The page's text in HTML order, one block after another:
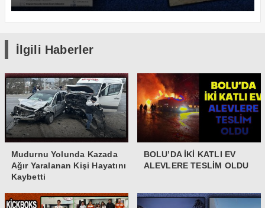
İlgili Haberler
Mudurnu Yolunda Kazada
Ağır Yaralanan Kişi Hayatını
Kaybetti
BOLU’DA İKİ KATLI EV
ALEVLERE TESLİM OLDU